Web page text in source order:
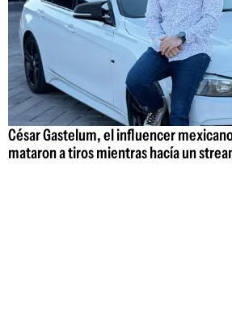
César Gastelum, el influencer
mataron a tiros mientras hacía un